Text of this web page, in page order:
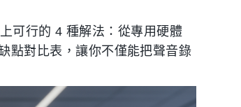
可行的 4 種解法：從專用硬體
點對比表，讓你不僅能把聲音錄